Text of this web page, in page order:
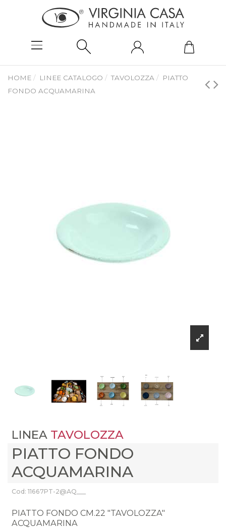
HOME LINEE CATALOGO TAVOLOZZA
PIATTO
FONDO ACQUAMARINA
LINEA TAVOLOZZA
PIATTO FONDO
ACQUAMARINA
Cod: 11667PT-2@AQ___
PIATTO FONDO CM.22 "TAVOLOZZA"
ACQUAMARINA